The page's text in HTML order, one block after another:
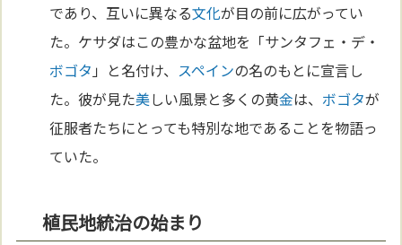
であり、互いに異なる文化が目の前に広がってい
た。ケサダはこの豊かな盆地を「サンタフェ・デ・
ボゴタ 」と名付け、 スペインの名のもとに宣言し
た。彼が見た美しい風景と多くの黄金は、 ボゴタが
征服者たちにとっても特別な地であることを物語っ
ていた。
植民地統治の始まり